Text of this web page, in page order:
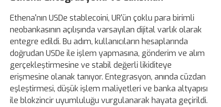
Ethena'nın USDe stablecoini, UR'ün çoklu para birimli
neobankasının açılışında varsayılan dijital varlık olarak
entegre edildi. Bu adım, kullanıcıların hesaplarında
doğrudan USDe ile işlem yapmasına, gönderim ve alım
gerçekleştirmesine ve stabil değerli likiditeye
erişmesine olanak tanıyor. Entegrasyon, anında cüzdan
eşleştirmesi, düşük işlem maliyetleri ve banka altyapısı
ile blokzincir uyumluluğu vurgulanarak hayata geçirildi.